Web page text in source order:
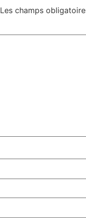
Les champs